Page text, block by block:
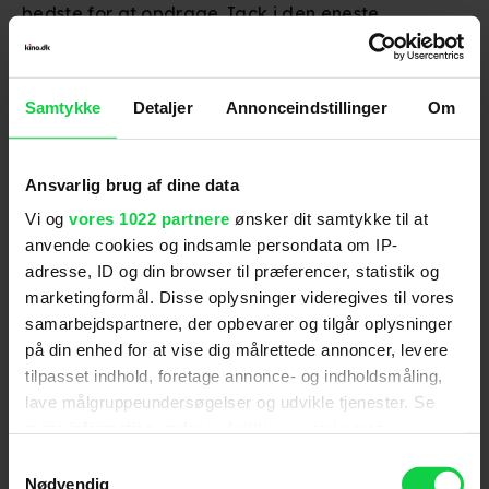
Samtykke Detaljer Annonceindstillinger Om
Ansvarlig brug af dine data
Vi og vores 1022 partnere ønsker dit samtykke til at
anvende cookies og indsamle persondata om IP-
adresse, ID og din browser til præferencer, statistik og
marketingformål. Disse oplysninger videregives til vores
samarbejdspartnere, der opbevarer og tilgår oplysninger
på din enhed for at vise dig målrettede annoncer, levere
tilpasset indhold, foretage annonce- og indholdsmåling,
lave målgruppeundersøgelser og udvikle tjenester. Se
tilbage eller ændre indstillinger fra vores
Nødvendig
bedste for at opdrage Jack i den eneste
virkelighed, han kender til. Men sønnens
nysgerrighed vokser og sammen planlægger de at
flygte fra værelset og ud i den virkelige verden.
Brie Larson
vandt en Oscar for sin præstation som
den unge mor.
Miracles from Heaven
Drama om moren Christy (Jennifer Garner), hvis
10-årige datter, Anna, har en sjælden,
uhelbredelig sygdom. Christy forsøger ihærdigt at
finde en kur, men efter et fald fra et træ bliver
datteren mirakuløst helbredt.
The Dressmaker
Filmen handler omhaute couture-designeren Tilly
Dunnage (Kate Winslet), der vender tilbage til sin
dog ikke kun kendt for sin succes som